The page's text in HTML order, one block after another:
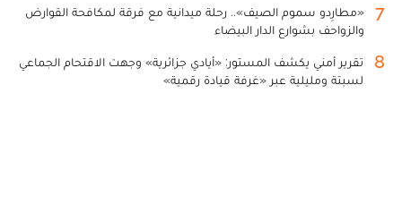
7
«مطارِدو سموم الصيف».. رحلة ميدانية مع فرقة لمكافحة القوارض
والزواحف بشوارع الدار البيضاء
8
تقرير أمني يكشف المستور: «أيادي جزائرية» وجهت الاقتحام الجماعي
لسبتة ومليلية عبر «غرفة قيادة رقمية»